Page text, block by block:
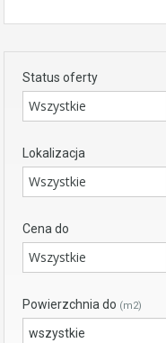
Status oferty
Wszystkie
Lokalizacja
Wszystkie
Cena do
Wszystkie
Powierzchnia do (m2)